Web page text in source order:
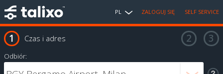
PL ZALOGUJ SIĘ SELF SERVICE
Czas i adres
Odbiór: